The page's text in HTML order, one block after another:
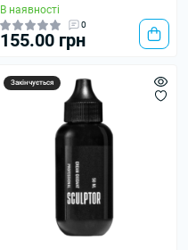
В наявності
0
155.00 грн
Закінчується